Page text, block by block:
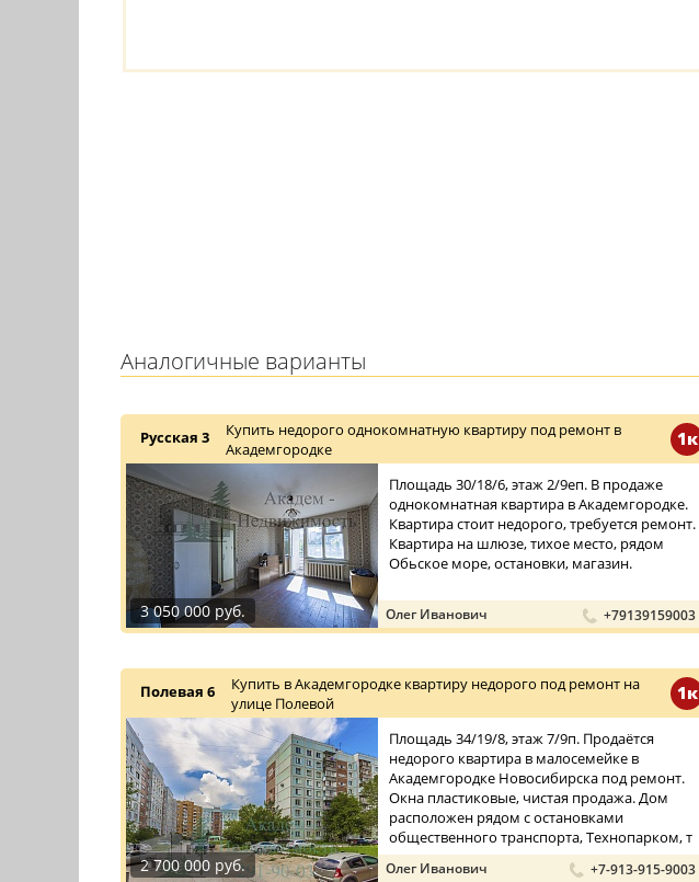
Аналогичные варианты
1к
Русская 3
Купить недорого однокомнатную квартиру под ремонт в
Академгородке
3 050 000 руб.
Площадь 30/18/6, этаж 2/9еп. В продаже
однокомнатная квартира в Академгородке.
Квартира стоит недорого, требуется ремонт.
Квартира на шлюзе, тихое место, рядом
Обьское море, остановки, магазин.
Олег Иванович +79139159003
1к
Полевая 6
Купить в Академгородке квартиру недорого под ремонт на
улице Полевой
2 700 000 руб.
Площадь 34/19/8, этаж 7/9п. Продаётся
недорого квартира в малосемейке в
Академгородке Новосибирска под ремонт.
Окна пластиковые, чистая продажа. Дом
расположен рядом с остановками
общественного транспорта, Технопарком, т
...
Олег Иванович +7-913-915-9003